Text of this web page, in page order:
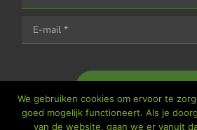
We gebruiken cookies om ervoor te
goed mogelijk functioneert. Als je
van de website, gaan we er vanuit